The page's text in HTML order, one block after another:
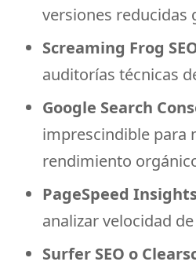
versiones reducidas
Screaming Frog
auditorías técnicas
Google Search
imprescindible para
rendimiento
PageSpeed
analizar velocidad
Surfer SEO o